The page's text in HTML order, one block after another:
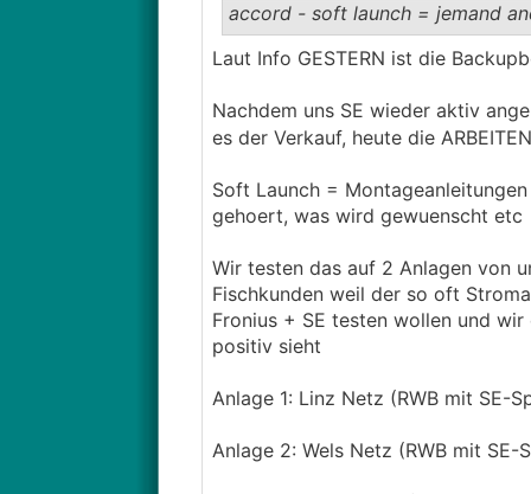
accord - soft launch = jemand
Dummy-Frage - ginge die
P.S. Ich würde die neue PV sehr
machbar (Anfütterung ;) - net
euch. Spaß beiseite habe jetzt
Laut Info GESTERN ist die
Nachdem uns SE wieder aktiv
es der Verkauf, heute die
Soft Launch =
gehoert, was wird gewuenscht etc
Wir testen das auf 2 Anlagen von
Fischkunden weil der so oft
Fronius + SE testen wollen und
positiv sieht
Anlage 1: Linz Netz (RWB mit SE-
Anlage 2: Wels Netz (RWB mit SE-